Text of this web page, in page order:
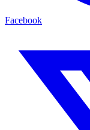
Facebook